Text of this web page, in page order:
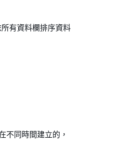
有資料欄排序資料
不同時間建立的，